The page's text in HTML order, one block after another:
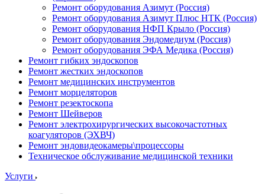
Ремонт оборудования Азимут (Россия)
Ремонт оборудования Азимут Плюс НТК (Россия)
Ремонт оборудования НФП Крыло (Россия)
Ремонт оборудования Эндомедиум (Россия)
Ремонт оборудования ЭФА Медика (Россия)
Ремонт гибких эндоскопов
Ремонт жестких эндоскопов
Ремонт медицинских инструментов
Ремонт морцеляторов
Ремонт резектоскопа
Ремонт Шейверов
Ремонт электрохирургических высокочастотных
коагуляторов (ЭХВЧ)
Ремонт эндовидеокамеры\процессоры
Техническое обслуживание медицинской техники
Услуги